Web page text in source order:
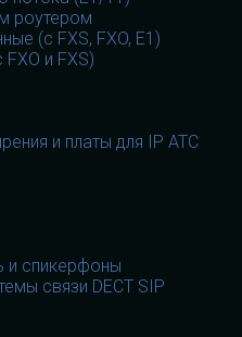
роутером
(c FXS, FXO, E1)
и FXS)
и платы для IP АТС
и спикерфоны
связи DECT SIP